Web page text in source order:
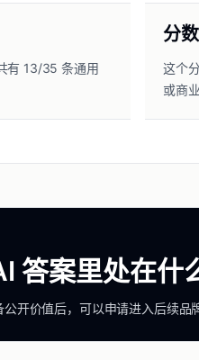
有 13/35 条通用
分
这个
或商
答案里处在什
开价值后，可以申请进入后续品